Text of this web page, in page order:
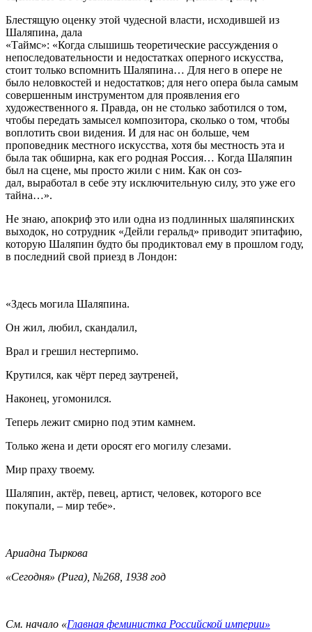
Блестящую оценку этой чудесной власти, исходившей из
Шаляпина, дала
«Таймс»: «Когда слышишь теоретические рассуждения о
непоследовательности и недостатках оперного искусства,
стоит только вспомнить Шаляпина… Для него в опере не
было неловкостей и недостатков; для него опера была самым
совершенным инструментом для проявления его
художественного я. Правда, он не столько заботился о том,
чтобы передать замысел композитора, сколько о том, чтобы
воплотить свои видения. И для нас он больше, чем
проповедник местного искусства, хотя бы местность эта и
была так обширна, как его родная Россия… Когда Шаляпин
был на сцене, мы просто жили с ним. Как он соз-
дал, выработал в себе эту исключительную силу, это уже его
тайна…».
Не знаю, апокриф это или одна из подлинных шаляпинских
выходок, но сотрудник «Дейли геральд» приводит эпитафию,
которую Шаляпин будто бы продиктовал ему в прошлом году,
в последний свой приезд в Лондон:
«Здесь могила Шаляпина.
Он жил, любил, скандалил,
Врал и грешил нестерпимо.
Крутился, как чёрт перед заутреней,
Наконец, угомонился.
Теперь лежит смирно под этим камнем.
Только жена и дети оросят его могилу слезами.
Мир праху твоему.
Шаляпин, актёр, певец, артист, человек, которого все
покупали, – мир тебе».
Ариадна Тыркова
«Сегодня» (Рига), №268, 1938 год
См. начало «Главная феминистка Российской империи»